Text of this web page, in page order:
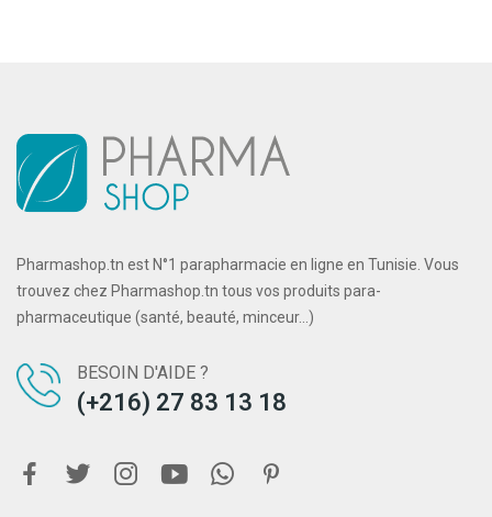
Pharmashop.tn est N°1 parapharmacie en ligne en Tunisie. Vous
trouvez chez Pharmashop.tn tous vos produits para-
pharmaceutique (santé, beauté, minceur...)
BESOIN D'AIDE ?
(+216) 27 83 13 18